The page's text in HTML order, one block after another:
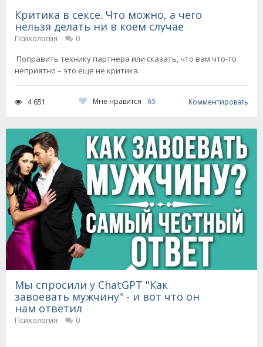
Критика в сексе. Что можно, а чего
нельзя делать ни в коем случае
Психология
0
Поправить технику партнера или сказать, что вам что-то
неприятно – это еще не критика.
4 651 Мне нравится 65 Комментировать
Мы спросили у ChatGPT "Как
завоевать мужчину" - и вот что он
нам ответил
Психология 0